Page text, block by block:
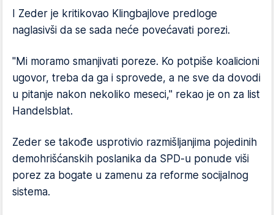
I Zeder je kritikovao Klingbajlove predloge
naglasivši da se sada neće povećavati porezi.
"Mi moramo smanjivati poreze. Ko potpiše koalicioni
ugovor, treba da ga i sprovede, a ne sve da dovodi
u pitanje nakon nekoliko meseci," rekao je on za list
Handelsblat.
Zeder se takođe usprotivio razmišljanjima pojedinih
demohrišćanskih poslanika da SPD-u ponude viši
porez za bogate u zamenu za reforme socijalnog
sistema.